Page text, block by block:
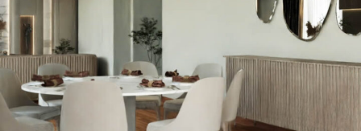
Martoni Yemek Masası